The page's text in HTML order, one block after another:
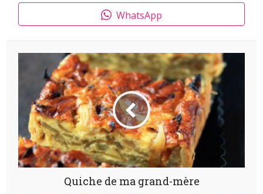
WhatsApp
Quiche de ma grand-mère